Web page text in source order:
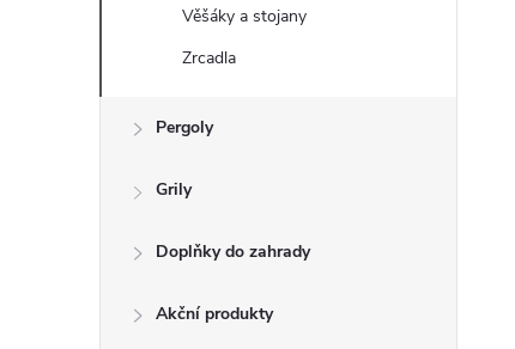
Věšáky a stojany
Zrcadla
Pergoly
Grily
Doplňky do zahrady
Akční produkty